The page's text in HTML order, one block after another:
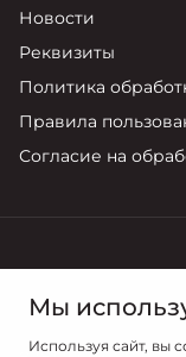
Новости
Реквизиты
Политика
Правила
Согласие на
Мы
Используя сайт, вы